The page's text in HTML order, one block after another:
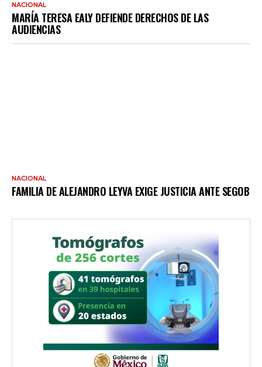
NACIONAL
MARÍA TERESA EALY DEFIENDE DERECHOS DE LAS
AUDIENCIAS
NACIONAL
FAMILIA DE ALEJANDRO LEYVA EXIGE JUSTICIA ANTE SEGOB